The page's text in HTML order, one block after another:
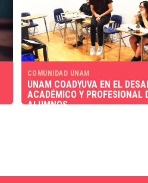
COMUNIDAD UNAM
UNAM COADYUVA EN EL
ACADÉMICO Y PROFESIONAL
ALUMNOS